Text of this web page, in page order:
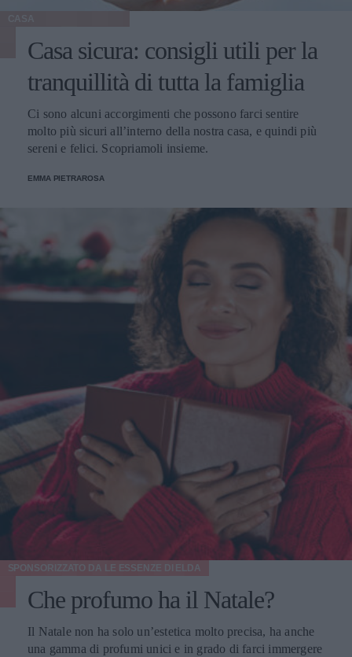
Casa sicura: consigli utili per la
tranquillità di tutta la famiglia
Ci sono alcuni accorgimenti che possono farci sentire
molto più sicuri all’interno della nostra casa, e quindi più
sereni e felici. Scopriamoli insieme.
EMMA PIETRAROSA
Che profumo ha il Natale?
Il Natale non ha solo un’estetica molto precisa, ha anche
una gamma di profumi unici e in grado di farci immergere
SPONSORIZZATO DA LE ESSENZE DI ELDA